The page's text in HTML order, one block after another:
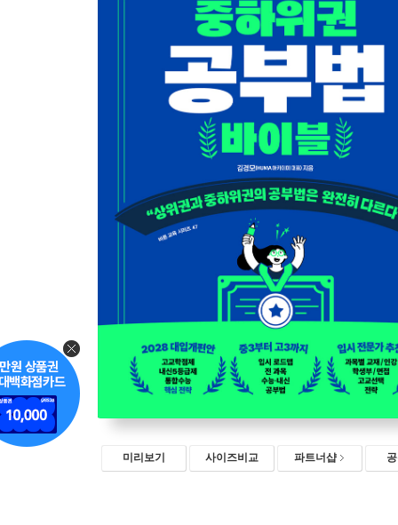
미리보기 사이즈비교 파트너샵